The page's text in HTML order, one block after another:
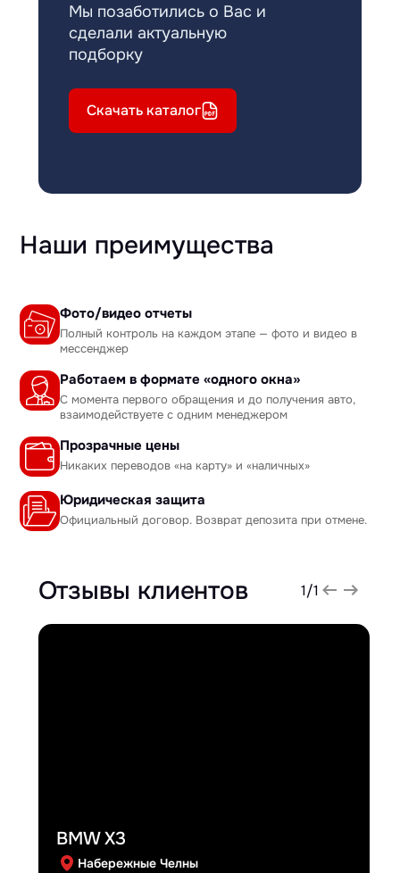
Мы позаботились о Вас и
сделали актуальную
подборку
Скачать каталог
Наши преимущества
Фото/видео отчеты
Полный контроль на каждом этапе — фото и видео в
мессенджер
Работаем в формате «одного окна»
С момента первого обращения и до получения авто,
взаимодействуете с одним менеджером
Прозрачные цены
Никаких переводов «на карту» и «наличных»
Юридическая защита
Официальный договор. Возврат депозита при отмене.
Отзывы клиентов 1/1
BMW X3
Набережные Челны